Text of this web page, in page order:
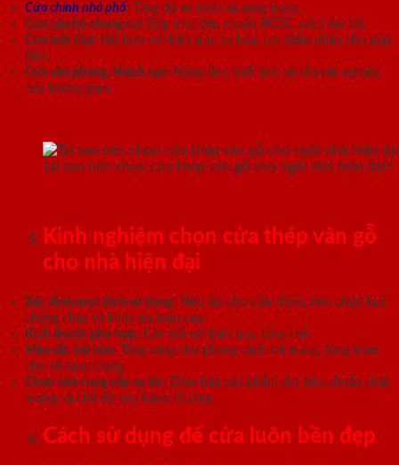
Cửa chính nhà phố: Tăng độ an ninh và sang trọng.
Cửa căn hộ chung cư: Đáp ứng tiêu chuẩn PCCC, cách âm tốt.
Cửa biệt thự: Kết hợp với kiến trúc xa hoa, tạo điểm nhấn cho mặt
tiền.
Cửa văn phòng, khách sạn: Nâng tầm hình ảnh và chuyên nghiệp
hóa không gian.
Tại sao nên chọn cửa thép vân gỗ cho ngôi nhà hiện đại?
Kinh nghiệm chọn cửa thép vân gỗ
cho nhà hiện đại
Xác định mục đích sử dụng: Nếu lắp cho cửa chính, nên chọn loại
chống cháy và khóa an toàn cao.
Kích thước phù hợp: Cân đối với kiến trúc tổng thể.
Màu sắc hài hòa: Tông sáng cho phong cách trẻ trung, tông trầm
cho vẻ sang trọng.
Chọn nhà cung cấp uy tín: Đảm bảo sản phẩm đạt tiêu chuẩn chất
lượng và chế độ bảo hành rõ ràng.
Cách sử dụng để cửa luôn bền đẹp